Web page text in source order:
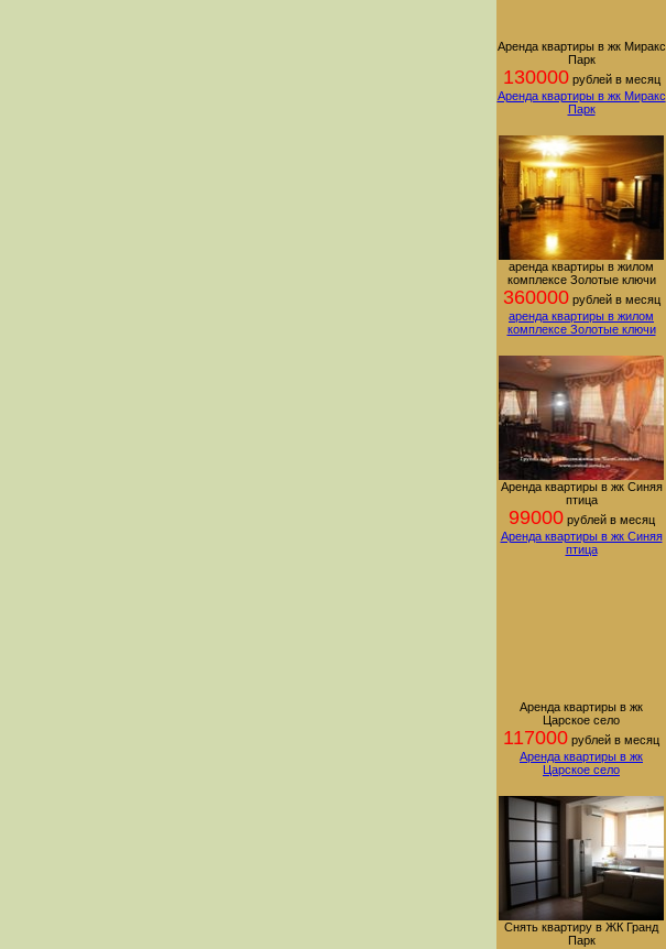
Аренда квартиры в жк Миракс
Парк
130000рублей в месяц
Аренда квартиры в жк Миракс
Парк
аренда квартиры в жилом
комплексе Золотые ключи
360000рублей в месяц
аренда квартиры в жилом
комплексе Золотые ключи
Аренда квартиры в жк Синяя
птица
99000рублей в месяц
Аренда квартиры в жк Синяя
птица
Аренда квартиры в жк
Царское село
117000 рублей в месяц
Аренда квартиры в жк
Царское село
Снять квартиру в ЖК Гранд
Парк